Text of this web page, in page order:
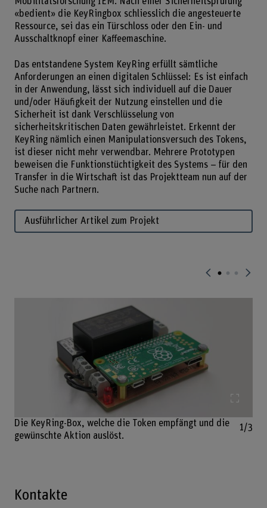
«bedient» die KeyRingbox schliesslich die angesteuerte
Ressource, sei das ein Türschloss oder den Ein- und
Ausschaltknopf einer Kaffeemaschine.
Das entstandene System KeyRing erfüllt sämtliche
Anforderungen an einen digitalen Schlüssel: Es ist einfach
in der Anwendung, lässt sich individuell auf die Dauer
und/oder Häufigkeit der Nutzung einstellen und die
Sicherheit ist dank Verschlüsselung von
sicherheitskritischen Daten gewährleistet. Erkennt der
KeyRing nämlich einen Manipulationsversuch des Tokens,
ist dieser nicht mehr verwendbar. Mehrere Prototypen
beweisen die Funktionstüchtigkeit des Systems – für den
Transfer in die Wirtschaft ist das Projektteam nun auf der
Suche nach Partnern.
Ausführlicher Artikel zum Projekt
Die KeyRing-Box, welche die Token empfängt und die
gewünschte Aktion auslöst.
1/3
Kontakte